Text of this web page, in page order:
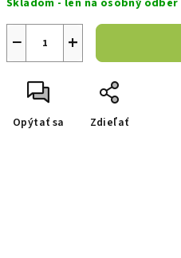
cena:
Skladom - len na osobný odber
+
−
Opýtať sa Zdieľať